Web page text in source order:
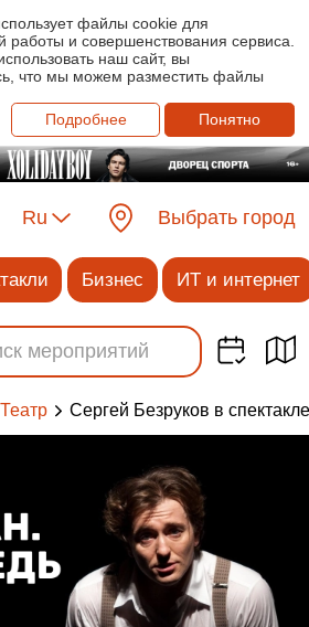
файлы cookie для
работы и совершенствования сервиса.
наш сайт, вы
что мы можем разместить файлы
Подробнее
Понятно
Ru Выбрать город
Бизнес ИТ и интернет
Театр Сергей Безруков в